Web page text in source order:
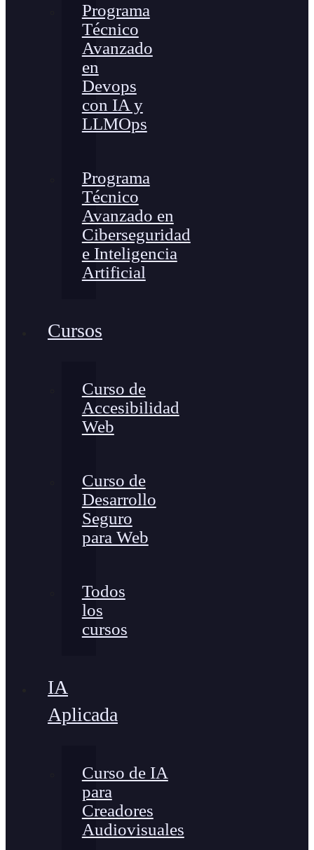
Programa
Técnico
Avanzado
en
Devops
con IA y
LLMOps
Programa
Técnico
Avanzado en
Ciberseguridad
e Inteligencia
Artificial
Cursos
Curso de
Accesibilidad
Web
Curso de
Desarrollo
Seguro
para Web
Todos
los
cursos
IA
Aplicada
Curso de IA
para
Creadores
Audiovisuales